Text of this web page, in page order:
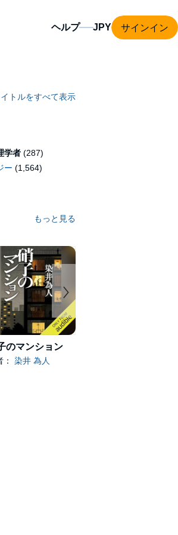
ヘルプ サインイン
トルをすべて表示
学者 (287)
ー (1,564)
もっと見る
のマンション
： 染井 為人